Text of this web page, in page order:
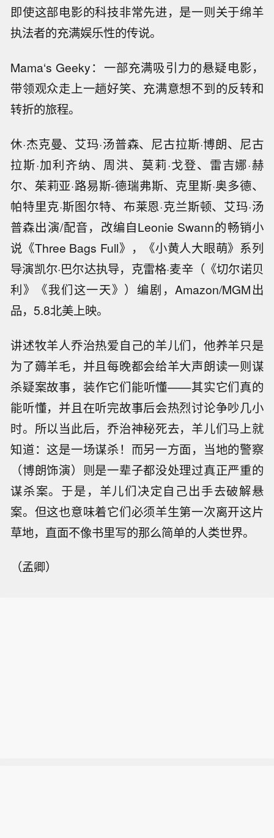
即使这部电影的科技非常先进，是一则关于绵羊
执法者的充满娱乐性的传说。
Mama‘s Geeky：一部充满吸引力的悬疑电影，
带领观众走上一趟好笑、充满意想不到的反转和
转折的旅程。
休·杰克曼、艾玛·汤普森、尼古拉斯·博朗、尼古
拉斯·加利齐纳、周洪、莫莉·戈登、雷吉娜·赫
尔、茱莉亚·路易斯-德瑞弗斯、克里斯·奥多德、
帕特里克·斯图尔特、布莱恩·克兰斯顿、艾玛·汤
普森出演/配音，改编自Leonie Swann的畅销小
说《Three Bags Full》，《小黄人大眼萌》系列
导演凯尔·巴尔达执导，克雷格·麦辛（《切尔诺贝
利》《我们这一天》）编剧，Amazon/MGM出
品，5.8北美上映。
讲述牧羊人乔治热爱自己的羊儿们，他养羊只是
为了薅羊毛，并且每晚都会给羊大声朗读一则谋
杀疑案故事，装作它们能听懂——其实它们真的
能听懂，并且在听完故事后会热烈讨论争吵几小
时。所以当此后，乔治神秘死去，羊儿们马上就
知道：这是一场谋杀！而另一方面，当地的警察
（博朗饰演）则是一辈子都没处理过真正严重的
谋杀案。于是，羊儿们决定自己出手去破解悬
案。但这也意味着它们必须羊生第一次离开这片
草地，直面不像书里写的那么简单的人类世界。
（孟卿）